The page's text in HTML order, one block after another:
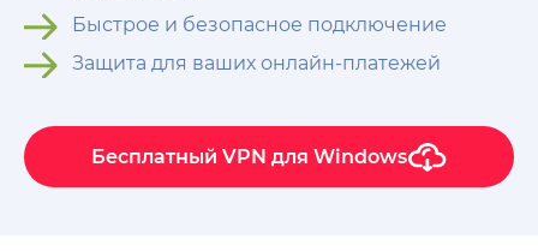
Быстрое и безопасное подключение
Защита для ваших онлайн-платежей
Бесплатный VPN для Windows